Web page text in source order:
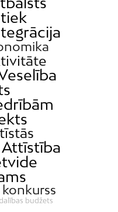
Attīstība
konkurss
budžets